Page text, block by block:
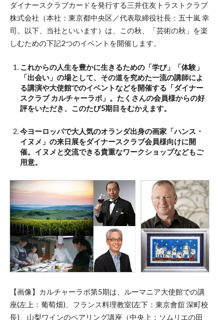
ダイナースクラブカードを発行する三井住友トラストクラブ
株式会社（本社：東京都中央区／代表取締役社長：五十嵐 幸
司。以下、当社といいます）は、この秋、「芸術の秋」を楽
しむための下記2つのイベントを開催します。
これからの人生を豊かに生きるための「学び」「体験」
「出会い」の場として、その道を究めた一流の講師によ
る講演や大使館でのイベントなどを開催する「ダイナー
スクラブ カルチャーラボ」。たくさんの会員様からの好
評をいただき、このたび5期目をむかえます。
今ヨーロッパで大人気のオランダ出身の画家「ハンス・
イヌメ」の来日展をダイナースクラブ会員様向けに開
催。イヌメと交流できる貴重なワークショップなどもご
用意。
【画像】カルチャーラボ第5期は、ルーマニア大使館での講
座(左上：葡萄畑)、フランス料理教室(左下：東京會舘 深町校
長)、山梨ワインのペアリング講座（中央上：ソムリエの田